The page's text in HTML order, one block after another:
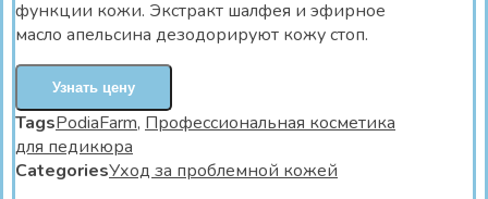
функции кожи. Экстракт шалфея и эфирное
масло апельсина дезодорируют кожу стоп.
Узнать цену
TagsPodiaFarm, Профессиональная косметика
для педикюра
CategoriesУход за проблемной кожей